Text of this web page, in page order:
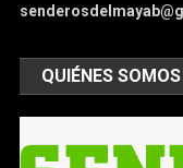
QUIÉNES SOMOS